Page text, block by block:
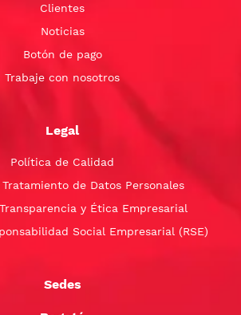
Clientes
Noticias
Botón de pago
Trabaje con nosotros
Legal
Política de Calidad
de Datos Personales
y Ética Empresarial
Social Empresarial (RSE)
Sedes